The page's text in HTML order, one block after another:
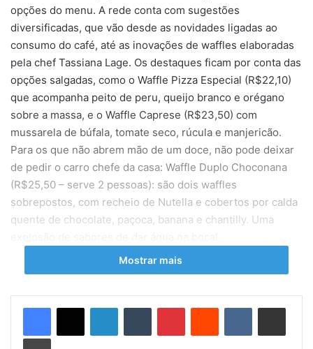
opções do menu. A rede conta com sugestões
diversificadas, que vão desde as novidades ligadas ao
consumo do café, até as inovações de waffles elaboradas
pela chef Tassiana Lage. Os destaques ficam por conta das
opções salgadas, como o Waffle Pizza Especial (R$22,10)
que acompanha peito de peru, queijo branco e orégano
sobre a massa, e o Waffle Caprese (R$23,50) com
mussarela de búfala, tomate seco, rúcula e manjericão.
Para os que não abrem mão de um doce, não pode deixar
de pedir o carro chefe da casa: Waffle Duplo Choconana
(R$25,50 – serve 2 pessoas): são dois waffles
sobrepostos, com recheio de Nutella e cobertos por calda
quente de chocolate, paçoca, banana e chantilly. Uma
Você conhece oPottenzzacoffee?
Sonetto Caffé
de Janeiro
Mostrar mais